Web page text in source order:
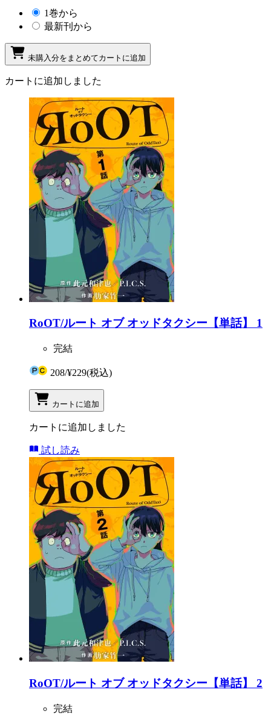
1巻から
最新刊から
未購入分をまとめてカートに追加
カートに追加しました
RoOT/ルート オブ オッドタクシー【単話】 1
完結
208/¥229(税込)
カートに追加
カートに追加しました
試し読み
RoOT/ルート オブ オッドタクシー【単話】 2
完結